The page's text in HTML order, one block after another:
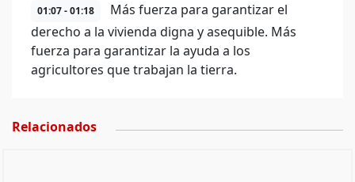
01:07 - 01:18
Más fuerza para garantizar el
derecho a la vivienda digna y asequible. Más
fuerza para garantizar la ayuda a los
agricultores que trabajan la tierra.
Relacionados